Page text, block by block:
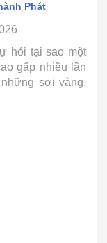
Phát
hỏi tại sao một
gấp nhiều lần
sợi vàng,